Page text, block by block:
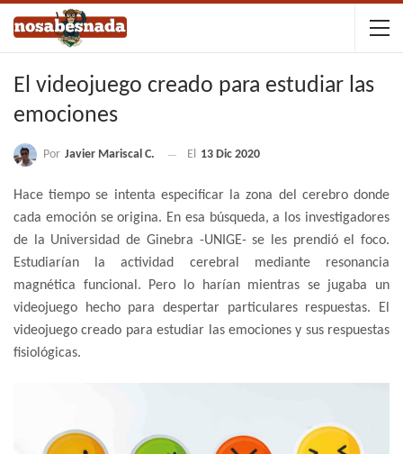
El videojuego creado para estudiar las
emociones
Por Javier Mariscal C. El 13 Dic 2020
Hace tiempo se intenta especificar la zona del cerebro donde
cada emoción se origina. En esa búsqueda, a los investigadores
de la Universidad de Ginebra -UNIGE- se les prendió el foco.
Estudiarían la actividad cerebral mediante resonancia
magnética funcional. Pero lo harían mientras se jugaba un
videojuego hecho para despertar particulares respuestas. El
videojuego creado para estudiar las emociones y sus respuestas
fisiológicas.